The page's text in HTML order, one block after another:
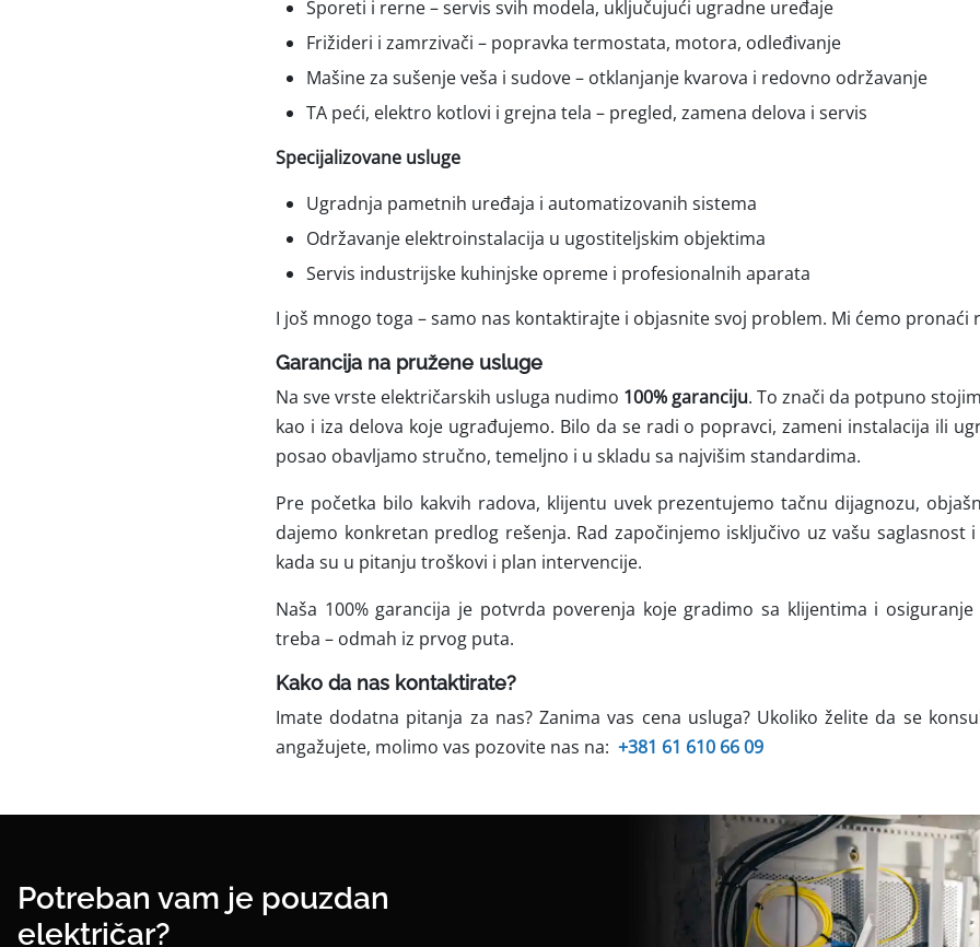
Šporeti i rerne – servis svih modela, uključujući ugradne uređaje
Frižideri i zamrzivači – popravka termostata, motora, odleđivanje
Mašine za sušenje veša i sudove – otklanjanje kvarova i redovno održavanje
TA peći, elektro kotlovi i grejna tela – pregled, zamena delova i servis
Specijalizovane usluge
Ugradnja pametnih uređaja i automatizovanih sistema
Održavanje elektroinstalacija u ugostiteljskim objektima
Servis industrijske kuhinjske opreme i profesionalnih aparata
I još mnogo toga – samo nas kontaktirajte i objasnite svoj problem. Mi ćemo pronaći
Garancija na pružene usluge
Na sve vrste električarskih usluga nudimo 100% garanciju. To znači da potpuno
kao i iza delova koje ugrađujemo. Bilo da se radi o popravci, zameni instalacija ili
posao obavljamo stručno, temeljno i u skladu sa najvišim standardima.
Pre početka bilo kakvih radova, klijentu uvek prezentujemo tačnu dijagnozu,
dajemo konkretan predlog rešenja. Rad započinjemo isključivo uz vašu
kada su u pitanju troškovi i plan intervencije.
Naša 100% garancija je potvrda poverenja koje gradimo sa klijentima i
treba – odmah iz prvog puta.
Kako da nas kontaktirate?
Imate dodatna pitanja za nas? Zanima vas cena usluga? Ukoliko želite da se
angažujete, molimo vas pozovite nas na: +381 61 610 66 09
Potreban vam je pouzdan
električar?